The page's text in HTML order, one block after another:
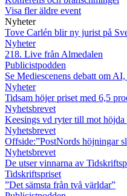
Visa fler äldre event
Nyheter
Tove Carlén blir ny jurist på
Nyheter
218. Live från Almedalen
Publicistpodden
Se Mediescenens debatt om
Nyheter
Tidsam höjer priset med 6,5
Nyhetsbrevet
Keesings vd ryter till mot höjda
Nyhetsbrevet
Offside:”PostNords höjningar
Nyhetsbrevet
De utser vinnarna av
Tidskriftspriset
”Det sämsta från två världar”